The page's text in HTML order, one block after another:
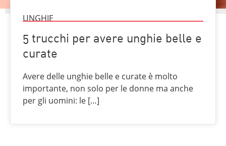
UNGHIE
5 trucchi per avere unghie belle e
curate
Avere delle unghie belle e curate è molto
importante, non solo per le donne ma anche
per gli uomini: le […]